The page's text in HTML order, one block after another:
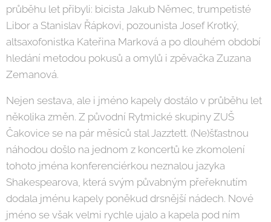
průběhu let přibyli: bicista Jakub Němec, trumpetisté
Libor a Stanislav Řápkovi, pozounista Josef Krotký,
altsaxofonistka Kateřina Marková a po dlouhém období
hledání metodou pokusů a omylů i zpěvačka Zuzana
Zemanová.
Nejen sestava, ale i jméno kapely dostálo v průběhu let
několika změn. Z původní Rytmické skupiny ZUŠ
Čakovice se na pár měsíců stal Jazztett. (Ne)šťastnou
náhodou došlo na jednom z koncertů ke zkomolení
tohoto jména konferenciérkou neznalou jazyka
Shakespearova, která svým půvabným přeřeknutím
dodala jménu kapely poněkud drsnější nádech. Nové
jméno se však velmi rychle ujalo a kapela pod ním